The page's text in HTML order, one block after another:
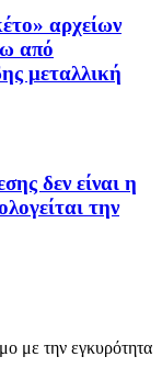
αρχείων
από
μεταλλική
δεν είναι η
την
με την εγκυρότητα